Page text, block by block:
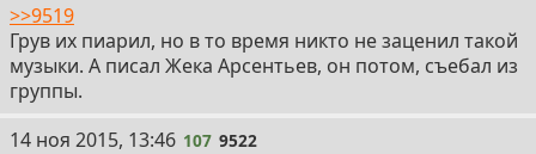
>>9519
Грув их пиарил, но в то время никто не заценил такой
музыки. А писал Жека Арсентьев, он потом, съебал из
группы.
107
14 ноя 2015, 13:46 107 9522